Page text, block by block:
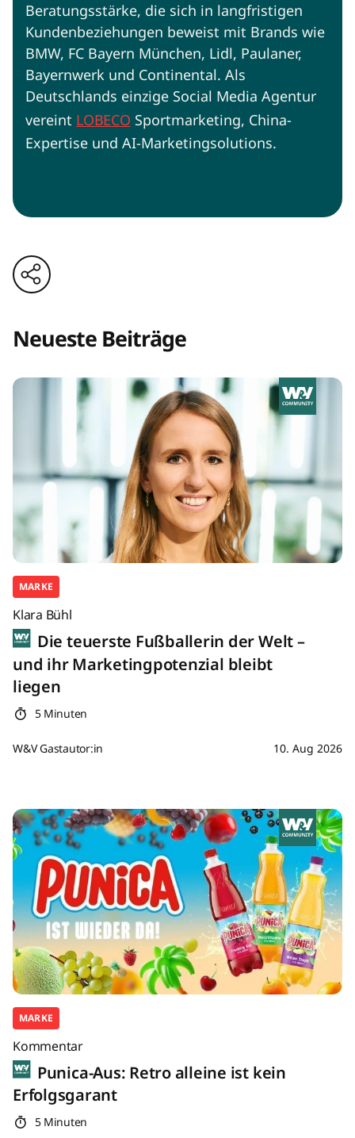
Beratungsstärke, die sich in langfristigen
Kundenbeziehungen beweist mit Brands wie
BMW, FC Bayern München, Lidl, Paulaner,
Bayernwerk und Continental. Als
Deutschlands einzige Social Media Agentur
vereint LOBECO Sportmarketing, China-
Expertise und AI-Marketingsolutions.
Neueste Beiträge
MARKE
Klara Bühl
Die teuerste Fußballerin der Welt –
und ihr Marketingpotenzial bleibt
liegen
5 Minuten
W&V Gastautor:in 10. Aug 2026
MARKE
Kommentar
Punica-Aus: Retro alleine ist kein
Erfolgsgarant
5 Minuten